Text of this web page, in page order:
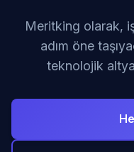
Meritking olarak,
adım öne
teknolojik